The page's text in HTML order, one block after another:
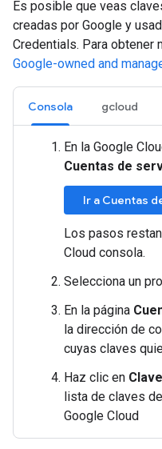
Es posible que veas
creadas por Google y
Credentials. Para obtener
Google-owned and
Consola gcloud
En la Google
Cuentas de
Ir a Cuentas
Los pasos
Cloud consola.
Selecciona un
En la página
la dirección de
cuyas claves
Haz clic en
lista de claves
Google Cloud